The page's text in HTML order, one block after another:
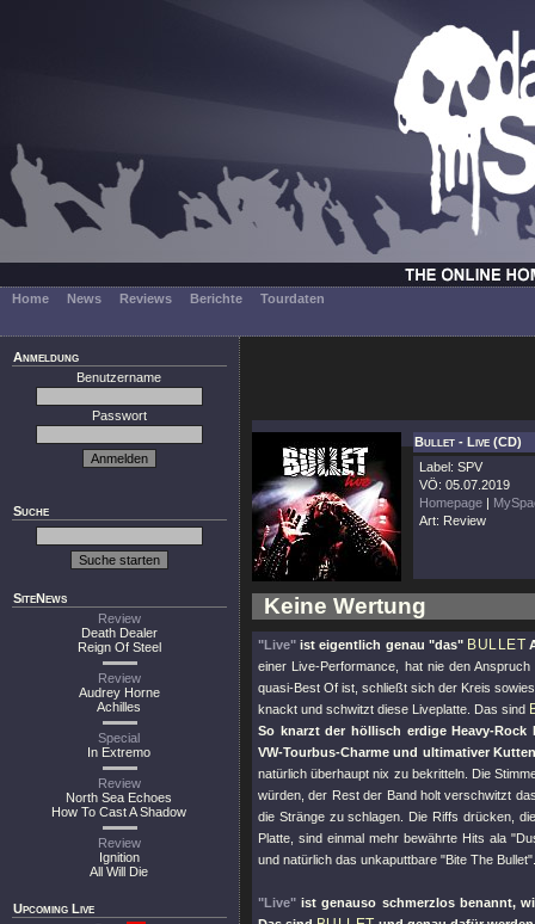
Home News Reviews Berichte Tourdaten
Anmeldung
Benutzername
Passwort
Suche
SiteNews
Review
Death Dealer
Reign Of Steel
Review
Audrey Horne
Achilles
Special
In Extremo
Review
North Sea Echoes
How To Cast A Shadow
Review
Ignition
All Will Die
Upcoming Live
Bullet - Live (CD)
Label: SPV
VÖ: 05.07.2019
Homepage |
Art: Review
Keine Wertung
"Live" ist eigentlich genau "das" BULLET
einer Live-Performance, hat nie den
quasi-Best Of ist, schließt sich der Kreis
knackt und schwitzt diese Liveplatte. Das sind
So knarzt der höllisch erdige Heavy-Rock
VW-Tourbus-Charme und ultimativer
natürlich überhaupt nix zu bekritteln. Die
würden, der Rest der Band holt verschwitzt
die Stränge zu schlagen. Die Riffs drücken,
Platte, sind einmal mehr bewährte Hits ala
und natürlich das unkaputtbare "Bite The Bullet"
"Live" ist genauso schmerzlos benannt,